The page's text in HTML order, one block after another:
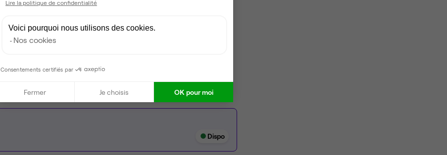
Espace détente
Dispo
Lire la politique de confidentialité
Voici pourquoi nous utilisons des cookies.
Nos cookies
Consentements certifiés par
Fermer Je choisis OK pour moi